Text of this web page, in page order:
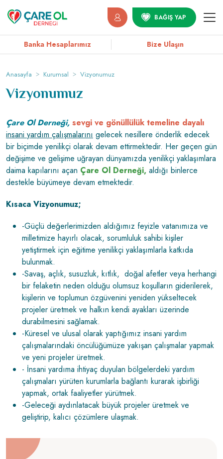
BAĞIŞ YAP
Banka Hesaplarımız Bize Ulaşın
Anasayfa Kurumsal Vizyonumuz
Vizyonumuz
Çare Ol Derneği, sevgi ve gönüllülük temeline dayalı
insani yardım çalışmalarını gelecek nesillere önderlik edecek
bir biçimde yenilikçi olarak devam ettirmektedir. Her geçen gün
değişime ve gelişime uğrayan dünyamızda yenilikçi yaklaşımlara
daima kapılarını açan Çare Ol Derneği, aldığı binlerce
destekle büyümeye devam etmektedir.
Kısaca Vizyonumuz;
-Güçlü değerlerimizden aldığımız feyizle vatanımıza ve
milletimize hayırlı olacak, sorumluluk sahibi kişiler
yetiştirmek için eğitime yenilikçi yaklaşımlarla katkıda
bulunmak.
-Savaş, açlık, susuzluk, kıtlık, doğal afetler veya herhangi
bir felaketin neden olduğu olumsuz koşulların giderilerek,
kişilerin ve toplumun özgüvenini yeniden yükseltecek
projeler üretmek ve halkın kendi ayakları üzerinde
durabilmesini sağlamak.
-Küresel ve ulusal olarak yaptığımız insani yardım
çalışmalarındaki öncülüğümüze yakışan çalışmalar yapmak
ve yeni projeler üretmek.
- İnsani yardıma ihtiyaç duyulan bölgelerdeki yardım
çalışmaları yürüten kurumlarla bağlantı kurarak işbirliği
yapmak, ortak faaliyetler yürütmek.
-Geleceği aydınlatacak büyük projeler üretmek ve
geliştirip, kalıcı çözümlere ulaşmak.